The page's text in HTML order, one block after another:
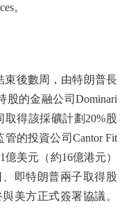
。
後數周，由特朗普長
股的金融公司Dominari
取得該採礦計劃20%股
的投資公司Cantor Fit
美元（約16億港元）
即特朗普兩子取得股
美方正式簽署協議。